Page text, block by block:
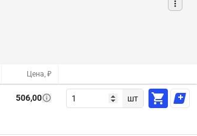
Цена, ₽
506,00 шт